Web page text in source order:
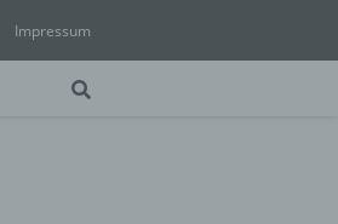
Impressum